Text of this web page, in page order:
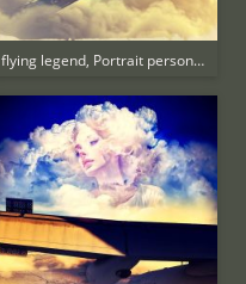
flying legend, Portrait personnalisé